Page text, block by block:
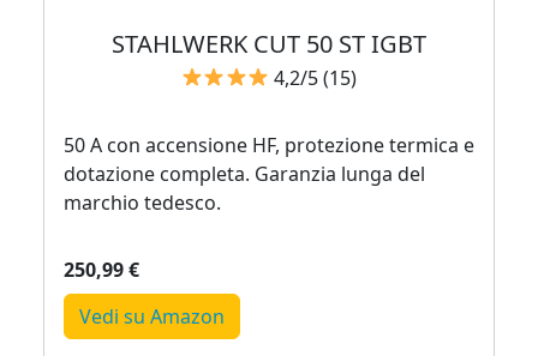
STAHLWERK CUT 50 ST IGBT
4,2/5 (15)
50 A con accensione HF, protezione termica e
dotazione completa. Garanzia lunga del
marchio tedesco.
250,99 €
Vedi su Amazon